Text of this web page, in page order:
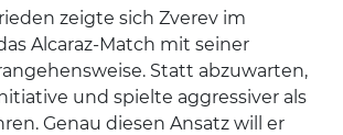
zeigte sich Zverev im
Alcaraz-Match mit seiner
Statt abzuwarten,
und spielte aggressiver als
Genau diesen Ansatz will er